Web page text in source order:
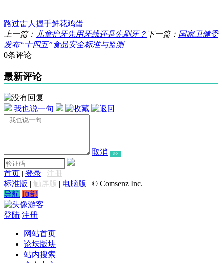
路过雷人 握手鲜花鸡蛋
上一篇： 儿童护牙先用牙线还是先刷牙？ 下一篇： 国家卫健委
发布“十四五”食品安全标准与监测
0条评论
最新评论
我也说一句
取消 提交
首页 | 登录 | 注册
标准版 | 触屏版 | 电脑版 | © Comsenz Inc.
导航 顶部
游客
登陆 注册
网站首页
论坛版块
站内搜索